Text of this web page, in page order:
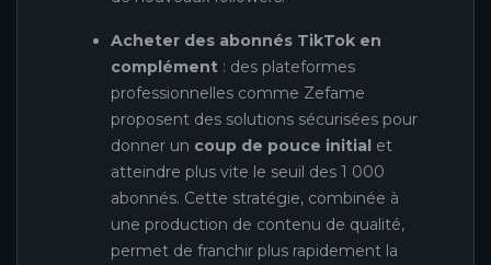
Acheter des abonnés TikTok en
complément : des plateformes
professionnelles comme Zefame
proposent des solutions sécurisées pour
donner un coup de pouce initial et
atteindre plus vite le seuil des 1 000
abonnés. Cette stratégie, combinée à
une production de contenu de qualité,
permet de franchir plus rapidement la